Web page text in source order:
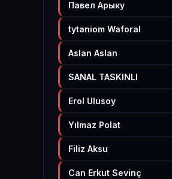
Павел Арыку
tytaniom Waforal
Aslan Aslan
SANAL TASKINLI
Erol Ulusoy
Yılmaz Polat
Filiz Aksu
Can Erkut Sevinç